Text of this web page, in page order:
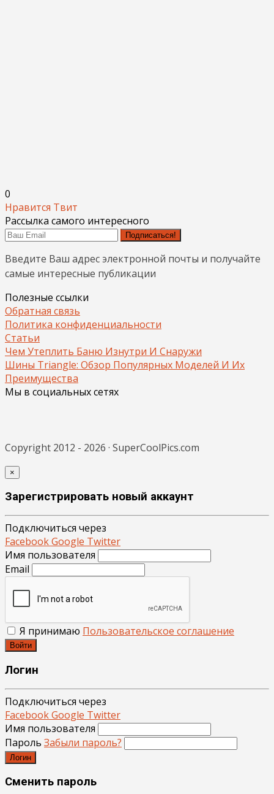
0
Нравится Твит
Рассылка самого интересного
Подписаться!
Введите Ваш адрес электронной почты и получайте
самые интересные публикации
Полезные ссылки
Обратная связь
Политика конфиденциальности
Статьи
Чем Утеплить Баню Изнутри И Снаружи
Шины Triangle: Обзор Популярных Моделей И Их
Преимущества
Мы в социальных сетях
Copyright 2012 - 2026 · SuperCoolPics.com
×
Зарегистрировать новый аккаунт
Подключиться через
FacebookGoogle Twitter
Имя пользователя
Email
Я принимаю Пользовательское соглашение
Войти
Логин
Подключиться через
FacebookGoogle Twitter
Имя пользователя
Пароль Забыли пароль?
Логин
Сменить пароль